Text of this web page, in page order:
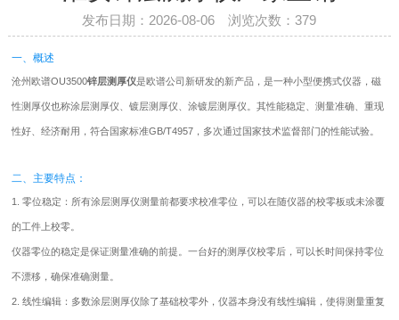
发布日期：2026-08-06 浏览次数：379
一、概述
沧州欧谱OU3500锌层测厚仪是欧谱公司新研发的新产品，是一种小型便携式仪器，磁
性测厚仪也称涂层测厚仪、镀层测厚仪、涂镀层测厚仪。其性能稳定、测量准确、重现
性好、经济耐用，符合国家标准GB/T4957，多次通过国家技术监督部门的性能试验。
二、主要特点：
1. 零位稳定：所有涂层测厚仪测量前都要求校准零位，可以在随仪器的校零板或未涂覆
的工件上校零。
仪器零位的稳定是保证测量准确的前提。一台好的测厚仪校零后，可以长时间保持零位
不漂移，确保准确测量。
2. 线性编辑：多数涂层测厚仪除了基础校零外，仪器本身没有线性编辑，使得测量重复